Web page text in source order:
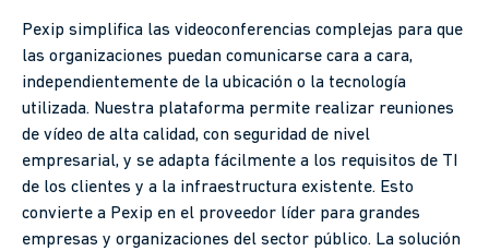
Pexip simplifica las videoconferencias complejas para que
las organizaciones puedan comunicarse cara a cara,
independientemente de la ubicación o la tecnología
utilizada. Nuestra plataforma permite realizar reuniones
de vídeo de alta calidad, con seguridad de nivel
empresarial, y se adapta fácilmente a los requisitos de TI
de los clientes y a la infraestructura existente. Esto
convierte a Pexip en el proveedor líder para grandes
empresas y organizaciones del sector público. La solución